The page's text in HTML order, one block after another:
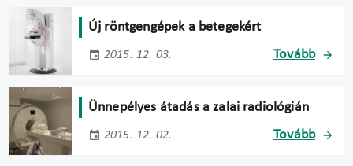
Új röntgengépek a betegekért
2015. 12. 03. Tovább
Ünnepélyes átadás a zalai radiológián
2015. 12. 02. Tovább